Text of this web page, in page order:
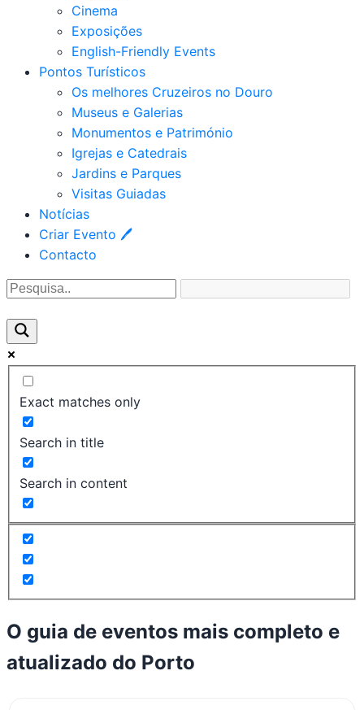
Cinema
Exposições
English-Friendly Events
Pontos Turísticos
Os melhores Cruzeiros no Douro​
Museus e Galerias
Monumentos e Património
Igrejas e Catedrais
Jardins e Parques
Visitas Guiadas
Notícias
Criar Evento 🖊
Contacto
Exact matches only
Search in title
Search in content
O guia de eventos mais completo e
atualizado do Porto